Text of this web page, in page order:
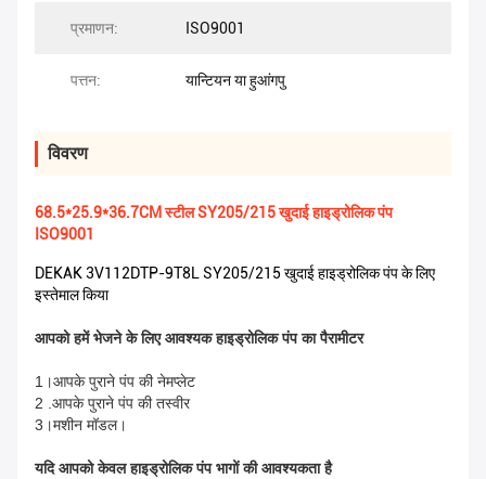
प्रमाणन: ISO9001
पत्तन: यान्टियन या हुआंगपु
विवरण
68.5*25.9*36.7CM स्टील SY205/215 खुदाई हाइड्रोलिक पंप
ISO9001
DEKAK 3V112DTP-9T8L SY205/215 खुदाई हाइड्रोलिक पंप के लिए
इस्तेमाल किया
आपको हमें भेजने के लिए आवश्यक हाइड्रोलिक पंप का पैरामीटर
1।आपके पुराने पंप की नेमप्लेट
2 .आपके पुराने पंप की तस्वीर
3।मशीन मॉडल।
यदि आपको केवल हाइड्रोलिक पंप भागों की आवश्यकता है